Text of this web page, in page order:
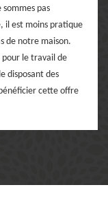
pas
il est moins pratique
de notre maison.
pour le travail de
disposant des
cette offre